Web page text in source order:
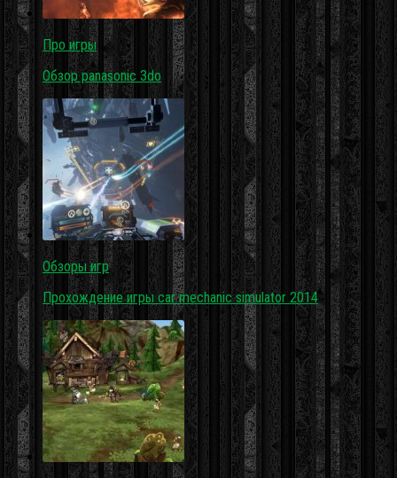
Про игры
Обзор panasonic 3do
Обзоры игр
Прохождение игры car mechanic simulator 2014